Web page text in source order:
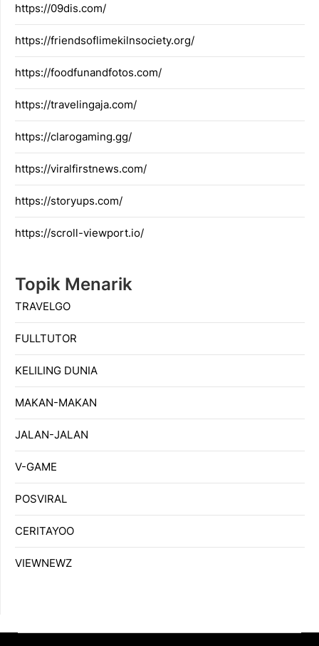
https://09dis.com/
https://friendsoflimekilnsociety.org/
https://foodfunandfotos.com/
https://travelingaja.com/
https://clarogaming.gg/
https://viralfirstnews.com/
https://storyups.com/
https://scroll-viewport.io/
Topik Menarik
TRAVELGO
FULLTUTOR
KELILING DUNIA
MAKAN-MAKAN
JALAN-JALAN
V-GAME
POSVIRAL
CERITAYOO
VIEWNEWZ